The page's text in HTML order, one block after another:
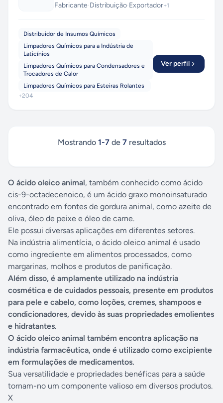
Fabricante·Distribuição·Exportador+1
Distribuidor de Insumos Químicos
Limpadores Químicos para a Indústria de
Laticínios
Limpadores Químicos para Condensadores e
Trocadores de Calor
Limpadores Químicos para Esteiras Rolantes
+204
Ver perfil
Mostrando 1-7de 7resultados
O ácido oleico animal, também conhecido como ácido
cis-9-octadecenoico, é um ácido graxo monoinsaturado
encontrado em fontes de gordura animal, como azeite de
oliva, óleo de peixe e óleo de carne.
Ele possui diversas aplicações em diferentes setores.
Na indústria alimentícia, o ácido oleico animal é usado
como ingrediente em alimentos processados, como
margarinas, molhos e produtos de panificação.
Além disso, é amplamente utilizado na indústria
cosmética e de cuidados pessoais, presente em produtos
para pele e cabelo, como loções, cremes, shampoos e
condicionadores, devido às suas propriedades emolientes
e hidratantes.
O ácido oleico animal também encontra aplicação na
indústria farmacêutica, onde é utilizado como excipiente
em formulações de medicamentos.
Sua versatilidade e propriedades benéficas para a saúde
tornam-no um componente valioso em diversos produtos.
X